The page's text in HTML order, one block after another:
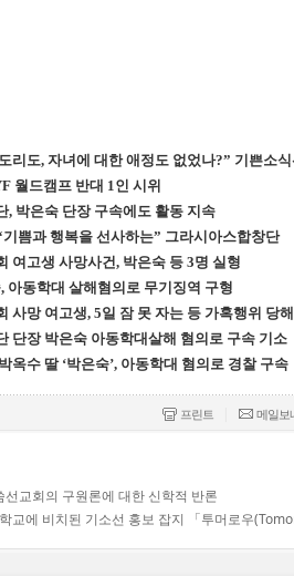
리도, 자녀에 대한 애정도 없었나?” 기쁜소
월드캠프 반대 1인 시위
, 박은숙 단장 구속에도 활동 지속
기쁨과 행복을 선사하는” 그라시아스합창단
여고생 사망사건, 박은숙 등 3명 실형
아동학대 살해혐의로 무기징역 구형
사망 여고생, 5일 잠 못 자는 등 가혹행위 당해
단장 박은숙 아동학대살해 혐의로 구속 기소
옥수 딸 ‘박은숙’, 아동학대 혐의로 경찰 구속
프린트 메일보
선교회의 구원론에 대한 신학적 반론
교에 비치된 기소선 홍보 잡지 「투머로우